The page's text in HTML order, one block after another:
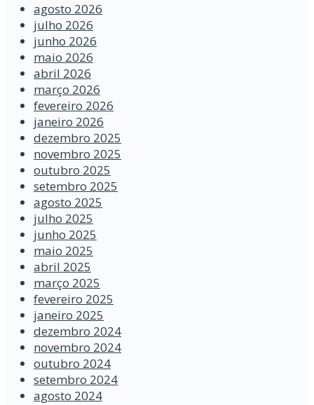
agosto 2026
julho 2026
junho 2026
maio 2026
abril 2026
março 2026
fevereiro 2026
janeiro 2026
dezembro 2025
novembro 2025
outubro 2025
setembro 2025
agosto 2025
julho 2025
junho 2025
maio 2025
abril 2025
março 2025
fevereiro 2025
janeiro 2025
dezembro 2024
novembro 2024
outubro 2024
setembro 2024
agosto 2024